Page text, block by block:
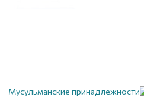
Мусульманские принадлежности